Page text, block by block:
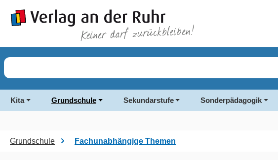
Zur Hauptnavigation springen
Kita Grundschule Sekundarstufe Sonderpädagogik
Grundschule Fachunabhängige Themen